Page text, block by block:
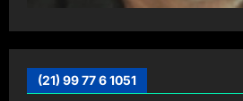
(21) 99 77 6 1051